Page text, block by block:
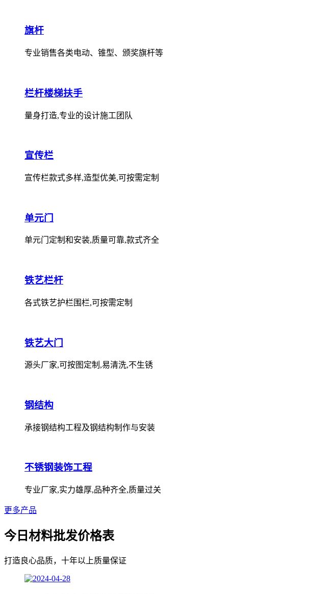
旗杆
专业销售各类电动、锥型、颁奖旗杆等
栏杆楼梯扶手
量身打造,专业的设计施工团队
宣传栏
宣传栏款式多样,造型优美,可按需定制
单元门
单元门定制和安装,质量可靠,款式齐全
铁艺栏杆
各式铁艺护栏围栏,可按需定制
铁艺大门
源头厂家,可按图定制,易清洗,不生锈
钢结构
承接钢结构工程及钢结构制作与安装
不锈钢装饰工程
专业厂家,实力雄厚,品种齐全,质量过关
更多产品
今日材料批发价格表
打造良心品质，十年以上质量保证